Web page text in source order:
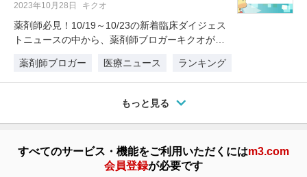
2023年10月28日 キクオ
薬剤師必見！10/19～10/23の新着臨床ダイジェス
トニュースの中から、薬剤師ブロガーキクオが注
薬剤師ブロガー
医療ニュース ランキング
もっと見る
すべてのサービス・機能をご利用いただくにはm3.com
会員登録が必要です